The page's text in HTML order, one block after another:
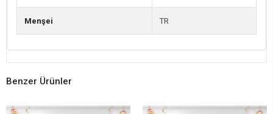
Menşei TR
Benzer Ürünler